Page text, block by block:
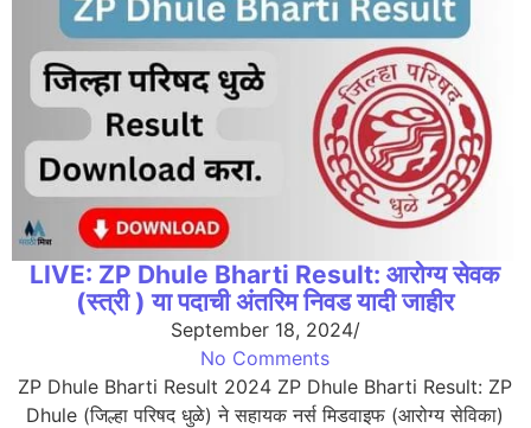
LIVE: ZP Dhule Bharti Result: आरोग्य सेवक
(स्त्री ) या पदाची अंतरिम निवड यादी जाहीर
September 18, 2024/
No Comments
ZP Dhule Bharti Result 2024 ZP Dhule Bharti Result: ZP
Dhule (जिल्हा परिषद धुळे) ने सहायक नर्स मिडवाइफ (आरोग्य सेविका)